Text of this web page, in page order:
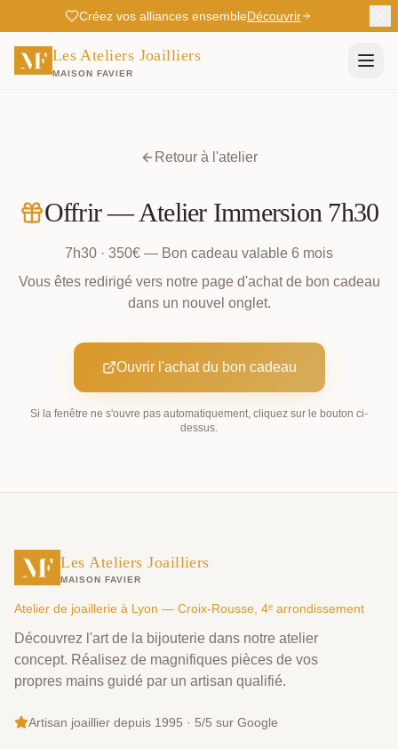
Créez vos alliances ensembleDécouvrir
Les Ateliers Joailliers
MAISON FAVIER
Retour à l'atelier
Offrir —Atelier Immersion 7h30
7h30 · 350€ — Bon cadeau valable 6 mois
Vous êtes redirigé vers notre page d'achat de bon cadeau
dans un nouvel onglet.
Ouvrir l'achat du bon cadeau
Si la fenêtre ne s'ouvre pas automatiquement, cliquez sur le bouton ci-
dessus.
Les Ateliers Joailliers
MAISON FAVIER
Atelier de joaillerie à Lyon — Croix-Rousse, 4ᵉ arrondissement
Découvrez l'art de la bijouterie dans notre atelier
concept. Réalisez de magnifiques pièces de vos
propres mains guidé par un artisan qualifié.
Artisan joaillier depuis 1995 · 5/5 sur Google